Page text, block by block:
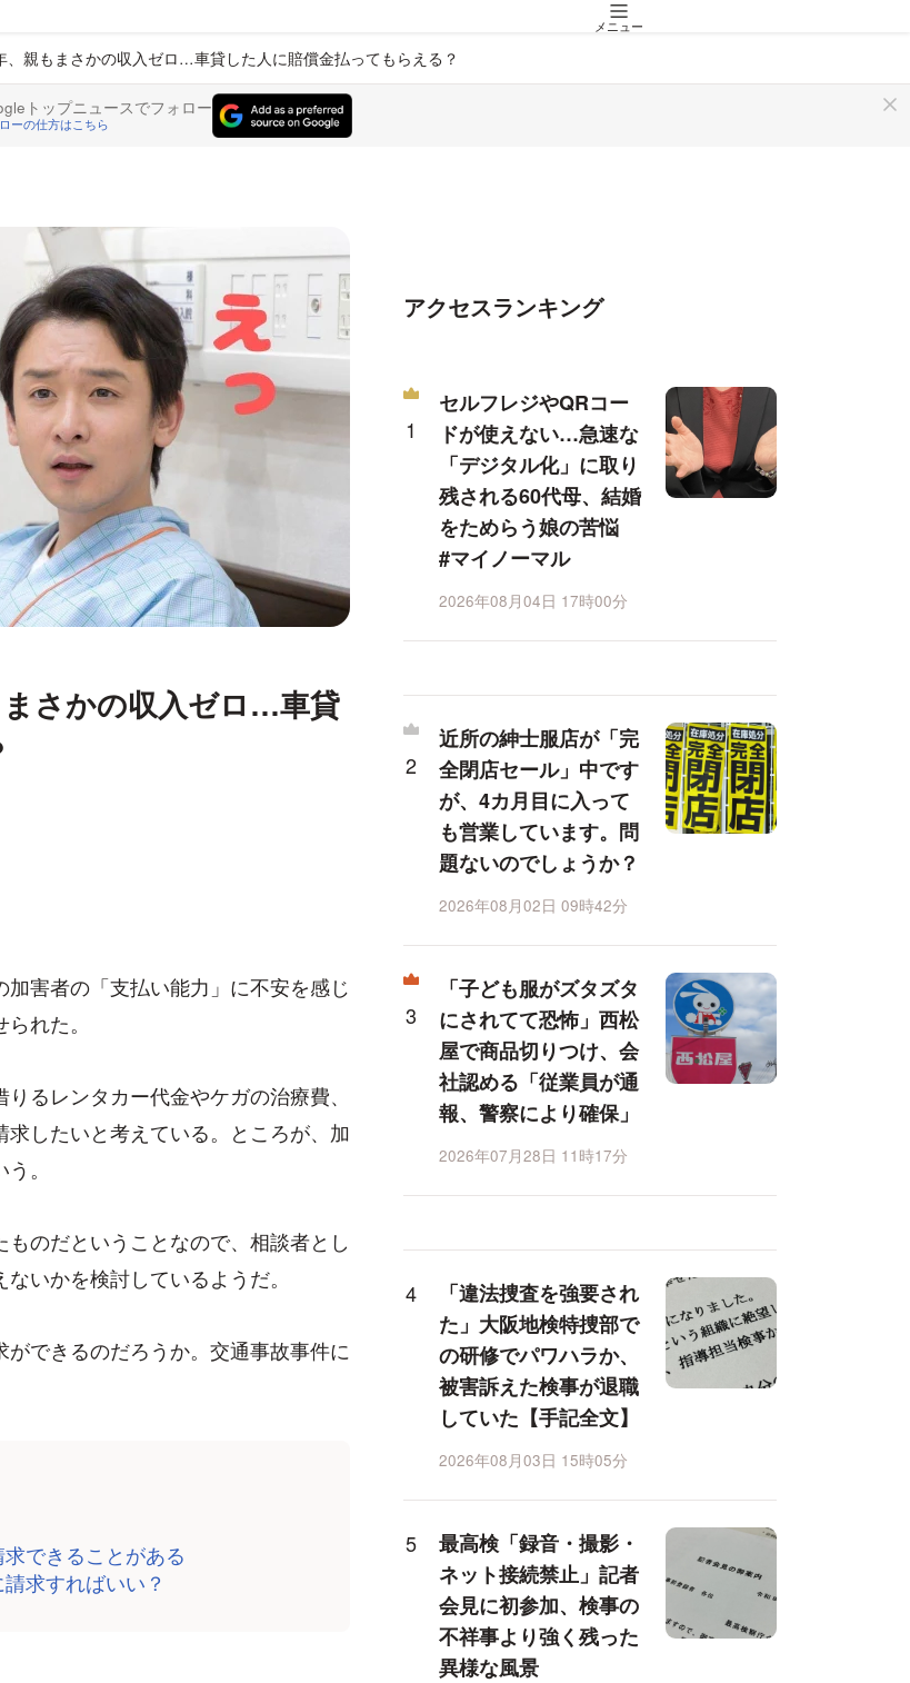
メニュー
、親もまさかの収入ゼロ…車貸した人に賠償金払ってもらえる？
トップニュースでフォロー
ーの仕方はこちら
さかの収入ゼロ…車貸
害者の「支払い能力」に不安を感じ
れた。
るレンタカー代金やケガの治療費、
したいと考えている。ところが、加
。
のだということなので、相談者とし
いかを検討しているようだ。
できるのだろうか。交通事故事件に
できることがある
求すればいい？
アクセスランキング
セルフレジやQRコー
ドが使えない…急速な
「デジタル化」に取り
残される60代母、結婚
をためらう娘の苦悩
#マイノーマル
2026年08月04日 17時00分
近所の紳士服店が「完
全閉店セール」中です
が、4カ月目に入って
も営業しています。問
題ないのでしょうか？
2026年08月02日 09時42分
「子ども服がズタズタ
にされてて恐怖」西松
屋で商品切りつけ、会
社認める「従業員が通
報、警察により確保」
2026年07月28日 11時17分
「違法捜査を強要され
た」大阪地検特捜部で
の研修でパワハラか、
被害訴えた検事が退職
していた【手記全文】
2026年08月03日 15時05分
最高検「録音・撮影・
ネット接続禁止」記者
会見に初参加、検事の
不祥事より強く残った
異様な風景